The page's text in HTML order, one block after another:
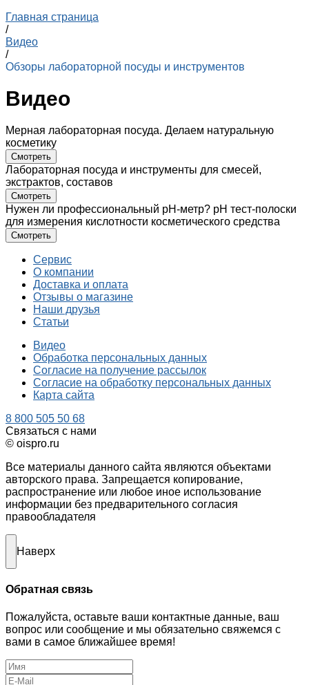
Главная страница
/
Видео
/
Обзоры лабораторной посуды и инструментов
Видео
Мерная лабораторная посуда. Делаем натуральную
косметику
Смотреть
Лабораторная посуда и инструменты для смесей,
экстрактов, составов
Смотреть
Нужен ли профессиональный pH-метр? рH тест-полоски
для измерения кислотности косметического средства
Смотреть
Сервис
О компании
Доставка и оплата
Отзывы о магазине
Наши друзья
Статьи
Видео
Обработка персональных данных
Согласие на получение рассылок
Согласие на обработку персональных данных
Карта сайта
8 800 505 50 68
Связаться с нами
© oispro.ru
Все материалы данного сайта являются объектами
авторского права. Запрещается копирование,
распространение или любое иное использование
информации без предварительного согласия
правообладателя
Наверх
Обратная связь
Пожалуйста, оставьте ваши контактные данные, ваш
вопрос или сообщение и мы обязательно свяжемся с
вами в самое ближайшее время!